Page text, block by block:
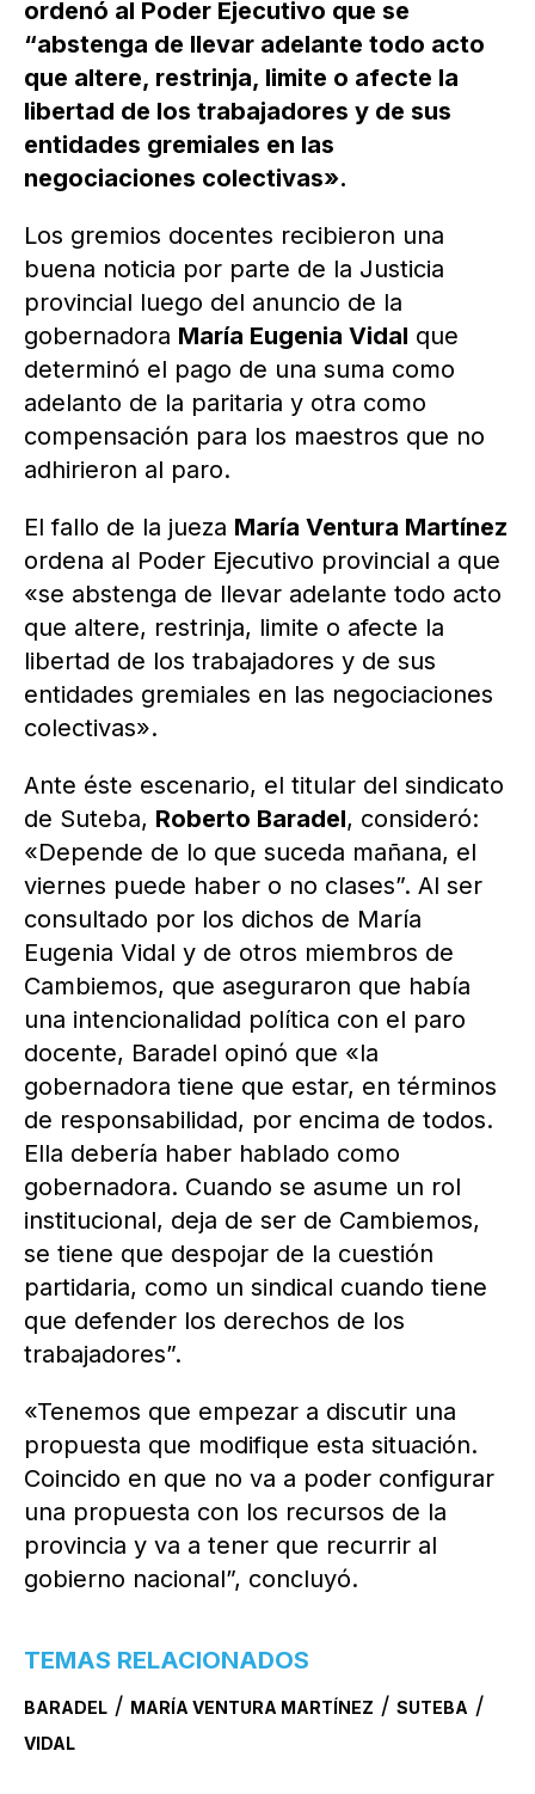
ordenó al Poder Ejecutivo que se
“abstenga de llevar adelante todo acto
que altere, restrinja, limite o afecte la
libertad de los trabajadores y de sus
entidades gremiales en las
negociaciones colectivas».
Los gremios docentes recibieron una
buena noticia por parte de la Justicia
provincial luego del anuncio de la
gobernadora María Eugenia Vidal que
determinó el pago de una suma como
adelanto de la paritaria y otra como
compensación para los maestros que no
adhirieron al paro.
El fallo de la jueza María Ventura Martínez
ordena al Poder Ejecutivo provincial a que
«se abstenga de llevar adelante todo acto
que altere, restrinja, limite o afecte la
libertad de los trabajadores y de sus
entidades gremiales en las negociaciones
colectivas».
Ante éste escenario, el titular del sindicato
de Suteba, Roberto Baradel, consideró:
«Depende de lo que suceda mañana, el
viernes puede haber o no clases”. Al ser
consultado por los dichos de María
Eugenia Vidal y de otros miembros de
Cambiemos, que aseguraron que había
una intencionalidad política con el paro
docente, Baradel opinó que «la
gobernadora tiene que estar, en términos
de responsabilidad, por encima de todos.
Ella debería haber hablado como
gobernadora. Cuando se asume un rol
institucional, deja de ser de Cambiemos,
se tiene que despojar de la cuestión
partidaria, como un sindical cuando tiene
que defender los derechos de los
trabajadores”.
«Tenemos que empezar a discutir una
propuesta que modifique esta situación.
Coincido en que no va a poder configurar
una propuesta con los recursos de la
provincia y va a tener que recurrir al
gobierno nacional”, concluyó.
TEMAS RELACIONADOS
BARADEL / MARÍA VENTURA MARTÍNEZ / SUTEBA /
VIDAL